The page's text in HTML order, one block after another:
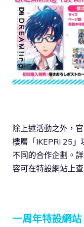
除上述活動之外，
樓層「IKEPRI 25」
不同的合作企劃。
容可在特設網站上查
一周年特設網站